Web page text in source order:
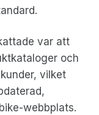
var att
och
vilket
webbplats.